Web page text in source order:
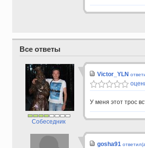
Все ответы
Собеседник
Victor_YLN
У меня этот трос
gosha91